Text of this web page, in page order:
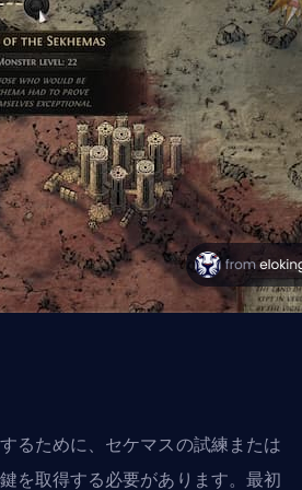
るために、セケマスの試練または
を取得する必要があります。最初